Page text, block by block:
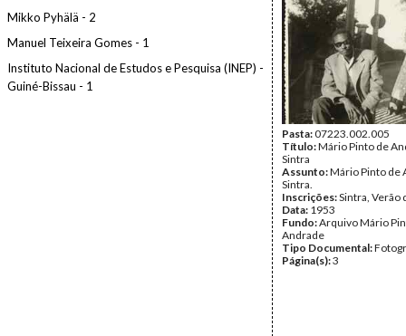
Mikko Pyhälä - 2
Manuel Teixeira Gomes - 1
Instituto Nacional de Estudos e Pesquisa (INEP) -
Guiné-Bissau - 1
Pasta:07223.002.005
Título:Mário Pinto de
Sintra
Assunto:Mário Pinto de
Sintra.
Inscrições:Sintra, Verão
Data: 1953
Fundo:Arquivo Mário
Andrade
Tipo Documental:
Página(s):3